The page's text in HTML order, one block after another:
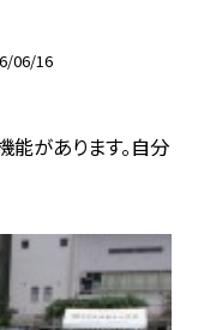
06/16
能があります。自分